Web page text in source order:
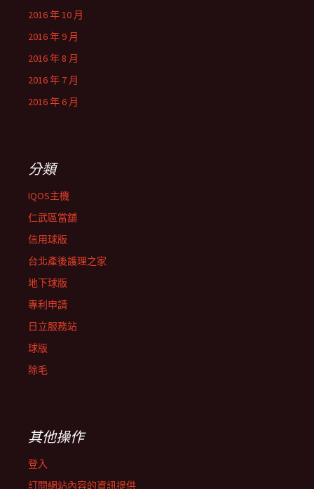
2016 年 10 月
2016 年 9 月
2016 年 8 月
2016 年 7 月
2016 年 6 月
分類
IQOS主機
仁武區當舖
信用球版
台北產後護理之家
地下球版
專利申請
日立服務站
球版
除毛
其他操作
登入
訂閱網站內容的資訊提供